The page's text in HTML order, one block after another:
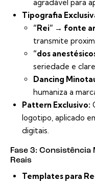
agradável para
Tipografia
“Rei” → fonte
transmite
“dos
seriedade e
Dancing
humaniza a
Pattern Exclusivo:
logotipo, aplicado
digitais.
Fase 3:
Reais
Templates para